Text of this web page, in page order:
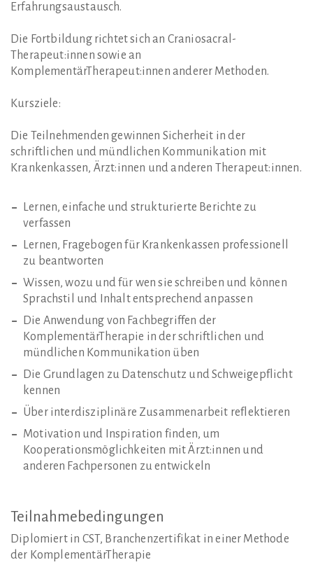
Erfahrungsaustausch.
Die Fortbildung richtet sich an Craniosacral-
Therapeut:innen sowie an
KomplementärTherapeut:innen anderer Methoden.
Kursziele:
Die Teilnehmenden gewinnen Sicherheit in der
schriftlichen und mündlichen Kommunikation mit
Krankenkassen, Ärzt:innen und anderen Therapeut:innen.
Lernen, einfache und strukturierte Berichte zu
verfassen
Lernen, Fragebogen für Krankenkassen professionell
zu beantworten
Wissen, wozu und für wen sie schreiben und können
Sprachstil und Inhalt entsprechend anpassen
Die Anwendung von Fachbegriffen der
KomplementärTherapie in der schriftlichen und
mündlichen Kommunikation üben
Die Grundlagen zu Datenschutz und Schweigepflicht
kennen
Über interdisziplinäre Zusammenarbeit reflektieren
Motivation und Inspiration finden, um
Kooperationsmöglichkeiten mit Ärzt:innen und
anderen Fachpersonen zu entwickeln
Teilnahmebedingungen
Diplomiert in CST, Branchenzertifikat in einer Methode
der KomplementärTherapie